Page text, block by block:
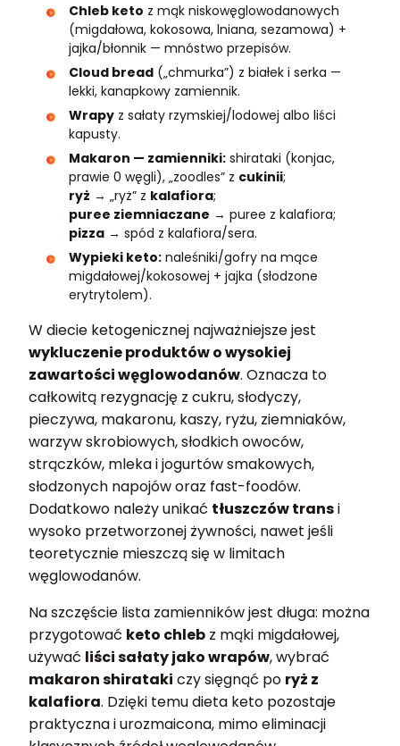
Chleb keto z mąk niskowęglowodanowych
(migdałowa, kokosowa, lniana, sezamowa) +
jajka/błonnik — mnóstwo przepisów.
Cloud bread („chmurka”) z białek i serka —
lekki, kanapkowy zamiennik.
Wrapy z sałaty rzymskiej/lodowej albo liści
kapusty.
Makaron — zamienniki: shirataki (konjac,
prawie 0 węgli), „zoodles” z cukinii;
ryż → „ryż” z kalafiora;
puree ziemniaczane → puree z kalafiora;
pizza → spód z kalafiora/sera.
Wypieki keto: naleśniki/gofry na mące
migdałowej/kokosowej + jajka (słodzone
erytrytolem).
W diecie ketogenicznej najważniejsze jest
wykluczenie produktów o wysokiej
zawartości węglowodanów. Oznacza to
całkowitą rezygnację z cukru, słodyczy,
pieczywa, makaronu, kaszy, ryżu, ziemniaków,
warzyw skrobiowych, słodkich owoców,
strączków, mleka i jogurtów smakowych,
słodzonych napojów oraz fast-foodów.
Dodatkowo należy unikać tłuszczów transi
wysoko przetworzonej żywności, nawet jeśli
teoretycznie mieszczą się w limitach
węglowodanów.
Na szczęście lista zamienników jest długa: można
przygotować keto chleb z mąki migdałowej,
używać liści sałaty jako wrapów, wybrać
makaron shirataki czy sięgnąć po ryż z
kalafiora. Dzięki temu dieta keto pozostaje
praktyczna i urozmaicona, mimo eliminacji